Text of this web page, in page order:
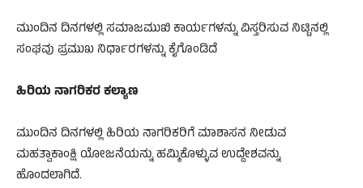
​ಮುಂದಿನ ದಿನಗಳಲ್ಲಿ ಸಮಾಜಮುಖಿ ಕಾರ್ಯಗಳನ್ನು ವಿಸ್ತರಿಸುವ ನಿಟ್ಟಿನಲ್ಲಿ
ಸಂಘವು ಪ್ರಮುಖ ನಿರ್ಧಾರಗಳನ್ನು ಕೈಗೊಂಡಿದೆ
​ಹಿರಿಯ ನಾಗರಿಕರ ಕಲ್ಯಾಣ
ಮುಂದಿನ ದಿನಗಳಲ್ಲಿ ಹಿರಿಯ ನಾಗರಿಕರಿಗೆ ಮಾಶಾಸನ ನೀಡುವ
ಮಹತ್ವಾಕಾಂಕ್ಷಿ ಯೋಜನೆಯನ್ನು ಹಮ್ಮಿಕೊಳ್ಳುವ ಉದ್ದೇಶವನ್ನು
ಹೊಂದಲಾಗಿದೆ.